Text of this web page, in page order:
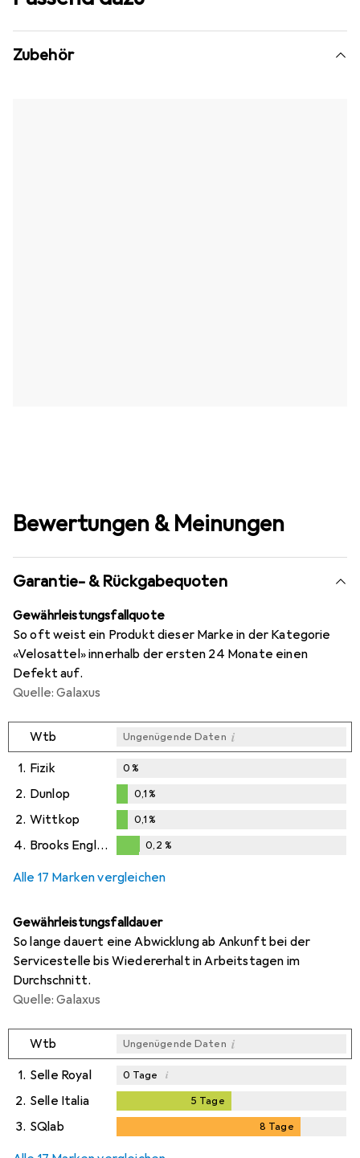
Zubehör
Bewertungen & Meinungen
Garantie- & Rückgabequoten
Gewährleistungsfallquote
So oft weist ein Produkt dieser Marke in der Kategorie
«Velosattel» innerhalb der ersten 24 Monate einen
Defekt auf.
Quelle: Galaxus
Wtb Ungenügende Daten i
1. Fizik 0%
2. Dunlop
%
0,1%
2. Wittkop
%
0,1%
4. Brooks England 0,2 %
Alle 17 Marken vergleichen
Gewährleistungsfalldauer
So lange dauert eine Abwicklung ab Ankunft bei der
Servicestelle bis Wiedererhalt in Arbeitstagen im
Durchschnitt.
Quelle: Galaxus
Wtb Ungenügende Daten i
1. Selle Royal 0 Tage i
2. Selle Italia 5 Tage
3. SQlab 8 Tage